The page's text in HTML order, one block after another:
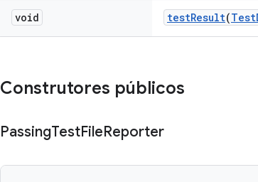
void testResult(Test
Construtores públicos
PassingTestFileReporter